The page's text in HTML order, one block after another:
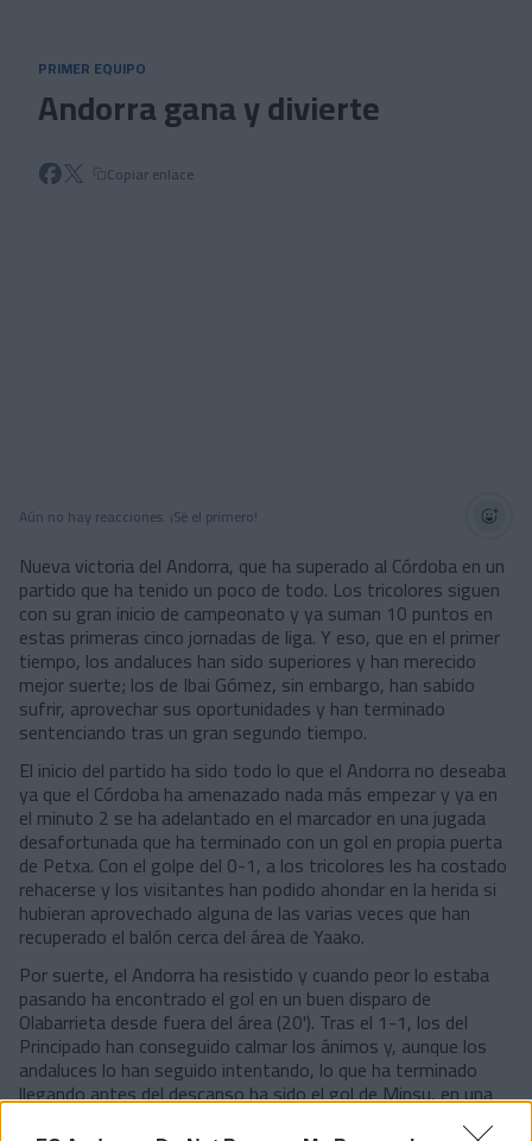
PRIMER EQUIPO
Andorra gana y divierte
Copiar enlace
Aún no hay reacciones. ¡Sé el primero!
Nueva victoria del Andorra, que ha superado al Córdoba en un
partido que ha tenido un poco de todo. Los tricolores siguen
con su gran inicio de campeonato y ya suman 10 puntos en
estas primeras cinco jornadas de liga. Y eso, que en el primer
tiempo, los andaluces han sido superiores y han merecido
mejor suerte; los de Ibai Gómez, sin embargo, han sabido
sufrir, aprovechar sus oportunidades y han terminado
sentenciando tras un gran segundo tiempo.
El inicio del partido ha sido todo lo que el Andorra no deseaba
ya que el Córdoba ha amenazado nada más empezar y ya en
el minuto 2 se ha adelantado en el marcador en una jugada
desafortunada que ha terminado con un gol en propia puerta
de Petxa. Con el golpe del 0-1, a los tricolores les ha costado
rehacerse y los visitantes han podido ahondar en la herida si
hubieran aprovechado alguna de las varias veces que han
recuperado el balón cerca del área de Yaako.
Por suerte, el Andorra ha resistido y cuando peor lo estaba
pasando ha encontrado el gol en un buen disparo de
Olabarrieta desde fuera del área (20'). Tras el 1-1, los del
Principado han conseguido calmar los ánimos y, aunque los
andaluces lo han seguido intentando, lo que ha terminado
llegando antes del descanso ha sido el gol de Minsu, en una